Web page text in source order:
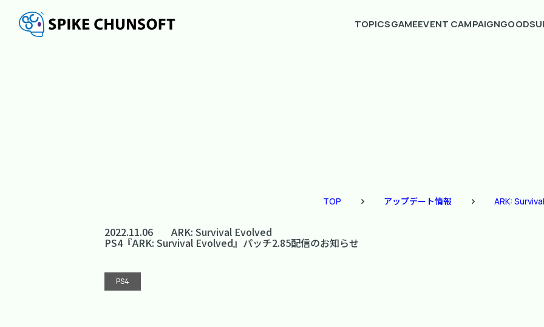
TOPICSGAMEEVENT CAMPAIGNGOODS
TOP アップデート情報 ARK:
2022.11.06 ARK: Survival Evolved
PS4『ARK: Survival Evolved』パッチ2.85配信のお知らせ
PS4